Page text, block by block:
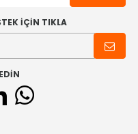
İÇİN TIKLA